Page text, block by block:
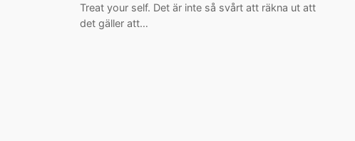
Treat your self. Det är inte så svårt att räkna ut att
det gäller att…